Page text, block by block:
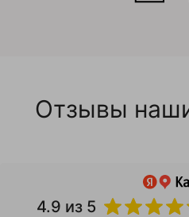
Отзывы
4.9 из 5